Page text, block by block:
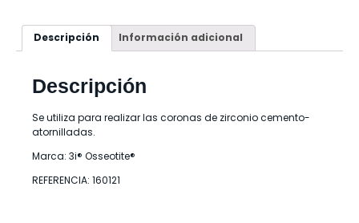
Descripción Información adicional
Descripción
Se utiliza para realizar las coronas de zirconio cemento-
atornilladas.
Marca: 3i® Osseotite®
REFERENCIA: 160121